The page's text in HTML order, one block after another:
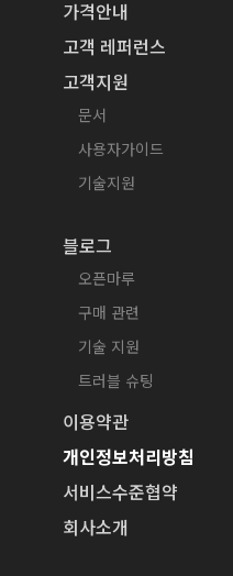
가격안내
고객 레퍼런스
고객지원
문서
사용자가이드
기술지원
블로그
오픈마루
구매 관련
기술 지원
트러블 슈팅
이용약관
개인정보처리방침
서비스수준협약
회사소개